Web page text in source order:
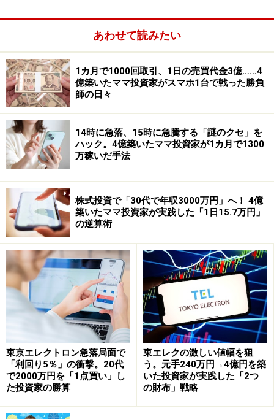
こうして日銀の金融政策は行き詰まり気味となりまし
た。そこで今回はETFの買い入れ額を＋3兆円足して倍増
の6兆円としたのです。80兆円の債券購入と比較すれば
資金は少額です。量的緩和という意味では、年間3兆円
のマネー供給程度で景気や物価が上向くと思えません。
しかし買う資産は国債でなく、株に「直接」向かうた
め、＋3兆円でも充分株価を吊り上げることが可能で
日銀のETF購入は禁じ手？だからこそイン
パクトは大きい。更に増額との期待感が出
れば日経平均は大きく上昇する可能性
あわせて読みたい
1カ月で1000回取引、1日の売買代金3億……4
億築いたママ投資家がスマホ1台で戦った勝負
師の日々
14時に急落、15時に急騰する「謎のクセ」を
ハック。4億築いたママ投資家が1カ月で1300
万稼いだ手法
株式投資で「30代で年収3000万円」へ！ 4億
築いたママ投資家が実践した「1日15.7万円」
の逆算術
東京エレクトロン急落局面で
「利回り5％」の衝撃。20代
で2000万円を「1点買い」し
た投資家の勝算
東エレクの激しい値幅を狙
う。元手240万円→4億円を築
いた投資家が実践した「2つ
の財布」戦略